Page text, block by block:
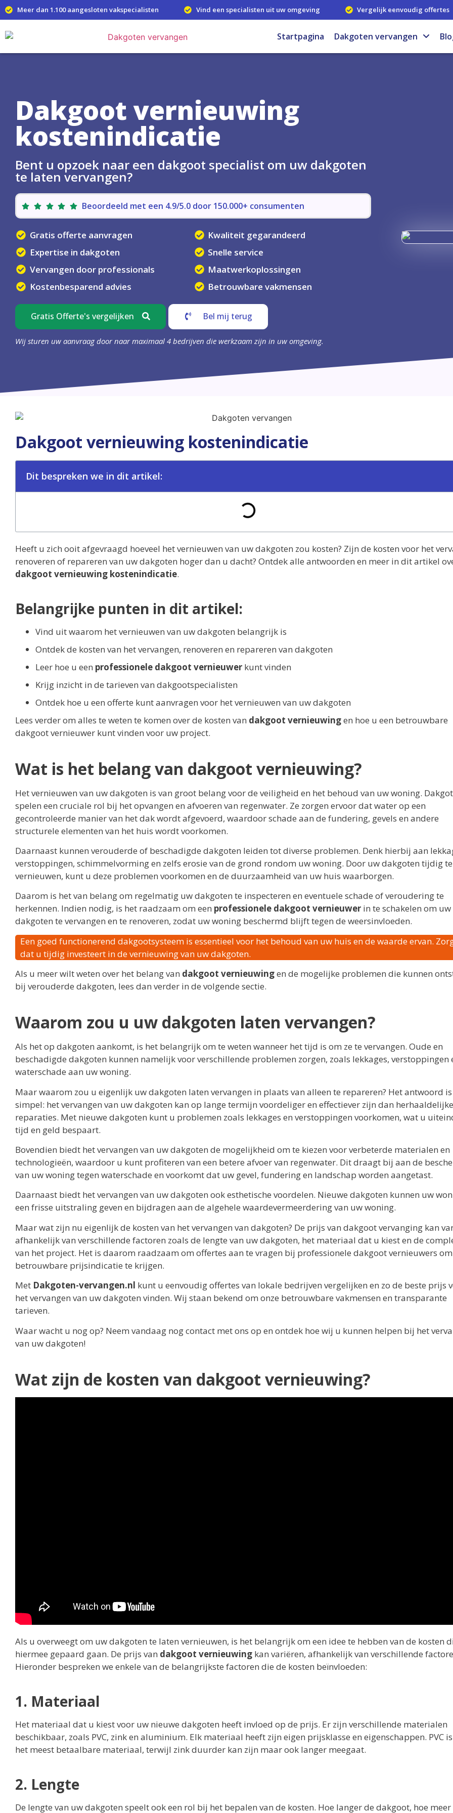
Meer dan 1.100 aangesloten vakspecialisten Vind een specialisten uit uw omgeving Vergelijk eenvoudig offertes
Startpagina Dakgoten vervangen
Dakgoot vernieuwing
kostenindicatie
Bent u opzoek naar een dakgoot specialist om uw dakgoten
te laten vervangen?
Beoordeeld met een 4.9/5.0 door 150.000+ consumenten
Gratis offerte aanvragen
Expertise in dakgoten
Vervangen door professionals
Kostenbesparend advies
Kwaliteit gegarandeerd
Snelle service
Maatwerkoplossingen
Betrouwbare vakmensen
Gratis Offerte's vergelijken Bel mij terug
Wij sturen uw aanvraag door naar maximaal 4 bedrijven die werkzaam zijn in uw omgeving.
Dakgoot vernieuwing kostenindicatie
Dit bespreken we in dit artikel:
Heeft u zich ooit afgevraagd hoeveel het vernieuwen van uw dakgoten zou kosten? Zijn de kosten voor het
renoveren of repareren van uw dakgoten hoger dan u dacht? Ontdek alle antwoorden en meer in dit artikel
dakgoot vernieuwing kostenindicatie.
Belangrijke punten in dit artikel:
Vind uit waarom het vernieuwen van uw dakgoten belangrijk is
Ontdek de kosten van het vervangen, renoveren en repareren van dakgoten
Leer hoe u een professionele dakgoot vernieuwer kunt vinden
Krijg inzicht in de tarieven van dakgootspecialisten
Ontdek hoe u een offerte kunt aanvragen voor het vernieuwen van uw dakgoten
Lees verder om alles te weten te komen over de kosten van dakgoot vernieuwingen hoe u een betrouwbare
dakgoot vernieuwer kunt vinden voor uw project.
Wat is het belang van dakgoot vernieuwing?
Het vernieuwen van uw dakgoten is van groot belang voor de veiligheid en het behoud van uw woning.
spelen een cruciale rol bij het opvangen en afvoeren van regenwater. Ze zorgen ervoor dat water op een
gecontroleerde manier van het dak wordt afgevoerd, waardoor schade aan de fundering, gevels en andere
structurele elementen van het huis wordt voorkomen.
Daarnaast kunnen verouderde of beschadigde dakgoten leiden tot diverse problemen. Denk hierbij aan
verstoppingen, schimmelvorming en zelfs erosie van de grond rondom uw woning. Door uw dakgoten tijdig te
vernieuwen, kunt u deze problemen voorkomen en de duurzaamheid van uw huis waarborgen.
Daarom is het van belang om regelmatig uw dakgoten te inspecteren en eventuele schade of veroudering te
herkennen. Indien nodig, is het raadzaam om een professionele dakgoot vernieuwer in te schakelen om uw
dakgoten te vervangen en te renoveren, zodat uw woning beschermd blijft tegen de weersinvloeden.
Een goed functionerend dakgootsysteem is essentieel voor het behoud van uw huis en de waarde ervan.
dat u tijdig investeert in de vernieuwing van uw dakgoten.
Als u meer wilt weten over het belang van dakgoot vernieuwingen de mogelijke problemen die kunnen
bij verouderde dakgoten, lees dan verder in de volgende sectie.
Waarom zou u uw dakgoten laten vervangen?
Als het op dakgoten aankomt, is het belangrijk om te weten wanneer het tijd is om ze te vervangen. Oude en
beschadigde dakgoten kunnen namelijk voor verschillende problemen zorgen, zoals lekkages, verstoppingen
waterschade aan uw woning.
Maar waarom zou u eigenlijk uw dakgoten laten vervangen in plaats van alleen te repareren? Het antwoord is
simpel: het vervangen van uw dakgoten kan op lange termijn voordeliger en effectiever zijn dan herhaaldelijke
reparaties. Met nieuwe dakgoten kunt u problemen zoals lekkages en verstoppingen voorkomen, wat u
tijd en geld bespaart.
Bovendien biedt het vervangen van uw dakgoten de mogelijkheid om te kiezen voor verbeterde materialen en
technologieën, waardoor u kunt profiteren van een betere afvoer van regenwater. Dit draagt bij aan de
van uw woning tegen waterschade en voorkomt dat uw gevel, fundering en landschap worden aangetast.
Daarnaast biedt het vervangen van uw dakgoten ook esthetische voordelen. Nieuwe dakgoten kunnen uw
een frisse uitstraling geven en bijdragen aan de algehele waardevermeerdering van uw woning.
Maar wat zijn nu eigenlijk de kosten van het vervangen van dakgoten? De prijs van dakgoot vervanging kan
afhankelijk van verschillende factoren zoals de lengte van uw dakgoten, het materiaal dat u kiest en de
van het project. Het is daarom raadzaam om offertes aan te vragen bij professionele dakgoot vernieuwers om
betrouwbare prijsindicatie te krijgen.
Met Dakgoten-vervangen.nl kunt u eenvoudig offertes van lokale bedrijven vergelijken en zo de beste prijs
het vervangen van uw dakgoten vinden. Wij staan bekend om onze betrouwbare vakmensen en transparante
tarieven.
Waar wacht u nog op? Neem vandaag nog contact met ons op en ontdek hoe wij u kunnen helpen bij het
van uw dakgoten!
Wat zijn de kosten van dakgoot vernieuwing?
Als u overweegt om uw dakgoten te laten vernieuwen, is het belangrijk om een idee te hebben van de kosten
hiermee gepaard gaan. De prijs van dakgoot vernieuwing kan variëren, afhankelijk van verschillende
Hieronder bespreken we enkele van de belangrijkste factoren die de kosten beïnvloeden:
1. Materiaal
Het materiaal dat u kiest voor uw nieuwe dakgoten heeft invloed op de prijs. Er zijn verschillende materialen
beschikbaar, zoals PVC, zink en aluminium. Elk materiaal heeft zijn eigen prijsklasse en eigenschappen. PVC
het meest betaalbare materiaal, terwijl zink duurder kan zijn maar ook langer meegaat.
2. Lengte
De lengte van uw dakgoten speelt ook een rol bij het bepalen van de kosten. Hoe langer de dakgoot, hoe meer